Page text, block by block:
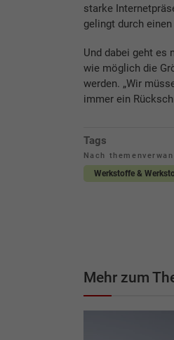
starke
gelingt durch
Und dabei geht es
wie möglich die
werden. „Wir
immer ein
Tags
Nach
Werkstoffe &
Mehr zum